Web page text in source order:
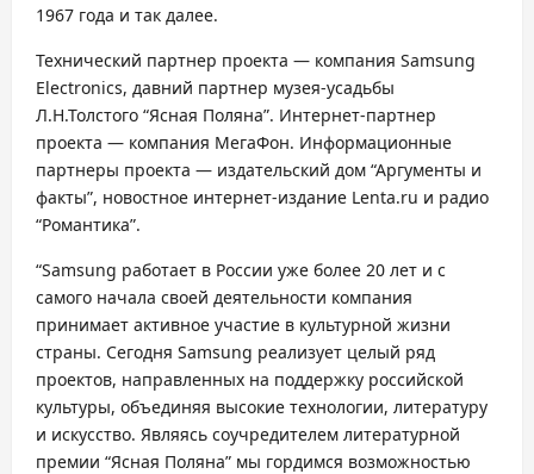
1967 года и так далее.
Технический партнер проекта — компания Samsung
Electronics, давний партнер музея-усадьбы
Л.Н.Толстого “Ясная Поляна”. Интернет-партнер
проекта — компания МегаФон. Информационные
партнеры проекта — издательский дом “Аргументы и
факты”, новостное интернет-издание Lenta.ru и радио
“Романтика”.
“Samsung работает в России уже более 20 лет и с
самого начала своей деятельности компания
принимает активное участие в культурной жизни
страны. Сегодня Samsung реализует целый ряд
проектов, направленных на поддержку российской
культуры, объединяя высокие технологии, литературу
и искусство. Являясь соучредителем литературной
премии “Ясная Поляна” мы гордимся возможностью